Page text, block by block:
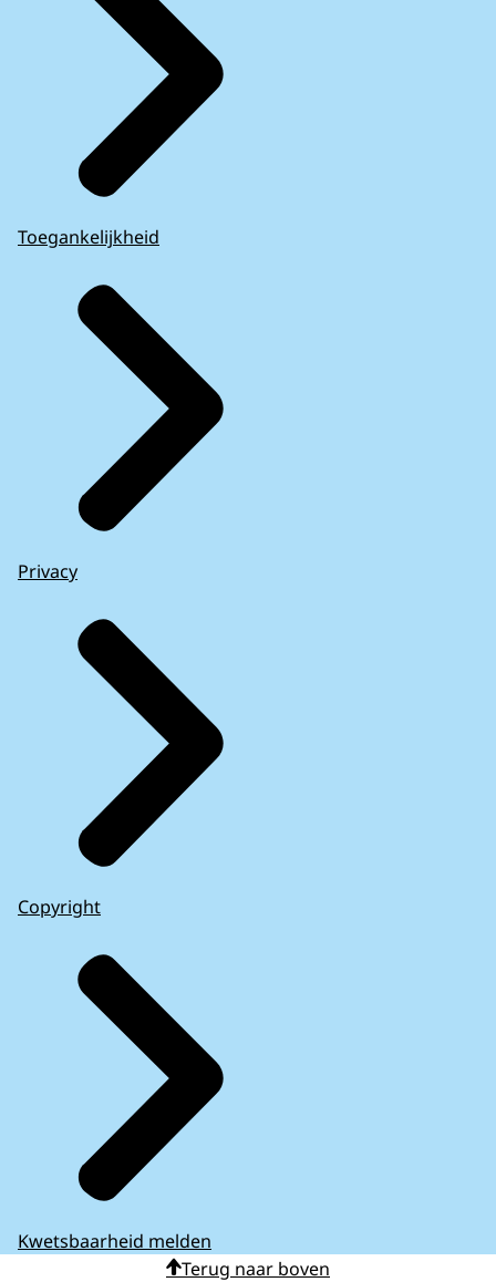
Toegankelijkheid
Privacy
Copyright
Kwetsbaarheid melden
Terug naar boven